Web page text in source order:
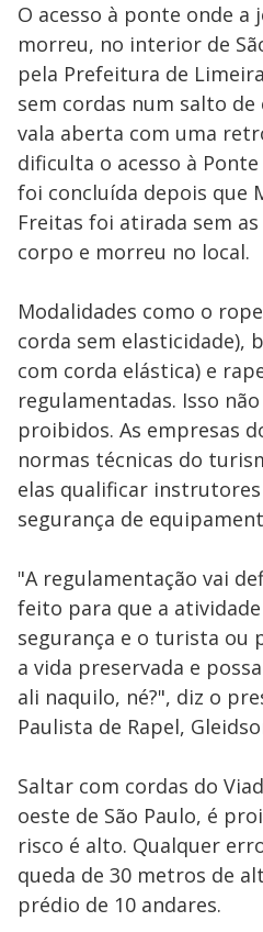
O acesso à ponte onde a
morreu, no interior de
pela Prefeitura de
sem cordas num salto
vala aberta com uma
dificulta o acesso à
foi concluída depois que
Freitas foi atirada sem
corpo e morreu no local.
Modalidades como o
corda sem elasticidade),
com corda elástica) e
regulamentadas. Isso
proibidos. As empresas
normas técnicas do
elas qualificar
segurança de
"A regulamentação vai
feito para que a
segurança e o turista ou
a vida preservada e
ali naquilo, né?", diz o
Paulista de Rapel,
Saltar com cordas do
oeste de São Paulo, é
risco é alto. Qualquer
queda de 30 metros de
prédio de 10 andares.